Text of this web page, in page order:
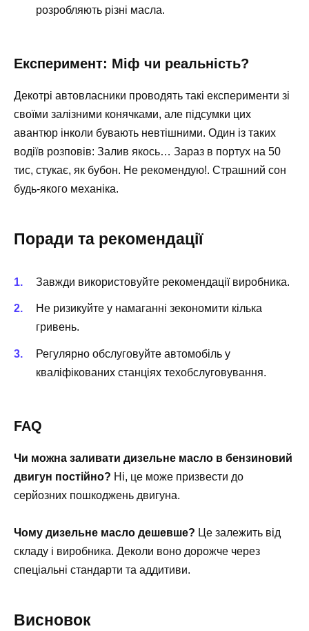
розробляють різні масла.
Експеримент: Міф чи реальність?
Декотрі автовласники проводять такі експерименти зі
своїми залізними конячками, але підсумки цих
авантюр інколи бувають невтішними. Один із таких
водіїв розповів: Залив якось… Зараз в портух на 50
тис, стукає, як бубон. Не рекомендую!. Страшний сон
будь-якого механіка.
Поради та рекомендації
Завжди використовуйте рекомендації виробника.
Не ризикуйте у намаганні зекономити кілька
гривень.
Регулярно обслуговуйте автомобіль у
кваліфікованих станціях техобслуговування.
FAQ
Чи можна заливати дизельне масло в бензиновий
двигун постійно? Ні, це може призвести до
серйозних пошкоджень двигуна.
Чому дизельне масло дешевше? Це залежить від
складу і виробника. Деколи воно дорожче через
спеціальні стандарти та аддитиви.
Висновок